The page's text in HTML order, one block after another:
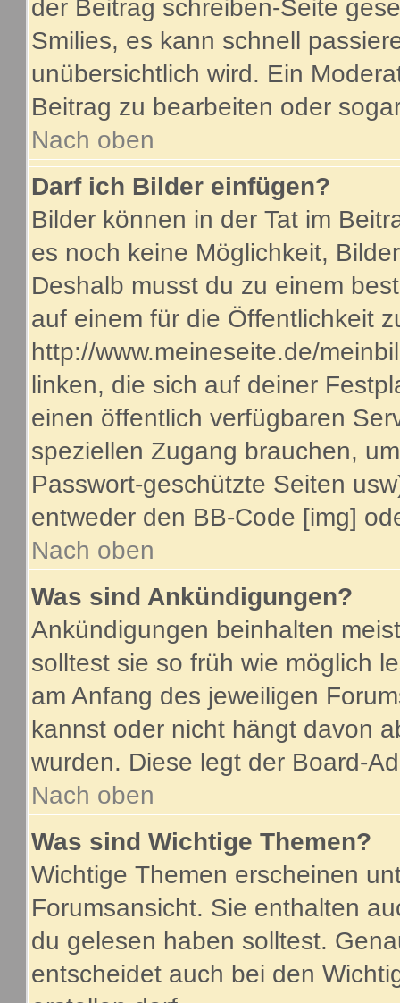
der Beitrag schreiben-Seite
Smilies, es kann schnell
unübersichtlich wird. Ein
Beitrag zu bearbeiten oder
Nach oben
Darf ich Bilder einfügen?
Bilder können in der Tat im
es noch keine Möglichkeit,
Deshalb musst du zu einem
auf einem für die Öffentlichkeit
http://www.meineseite.de/
linken, die sich auf deiner
einen öffentlich verfügbaren
speziellen Zugang brauchen,
Passwort-geschützte Seiten
entweder den BB-Code [img]
Nach oben
Was sind Ankündigungen?
Ankündigungen beinhalten
solltest sie so früh wie möglich
am Anfang des jeweiligen
kannst oder nicht hängt davon
wurden. Diese legt der Board-
Nach oben
Was sind Wichtige Themen?
Wichtige Themen erscheinen
Forumsansicht. Sie enthalten
du gelesen haben solltest.
entscheidet auch bei den